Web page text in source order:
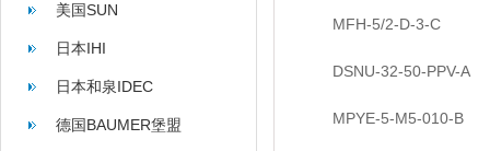
美国SUN
日本IHI
日本和泉IDEC
德国BAUMER堡盟
MFH-5/2-D-3-C
DSNU-32-50-PPV-A
MPYE-5-M5-010-B